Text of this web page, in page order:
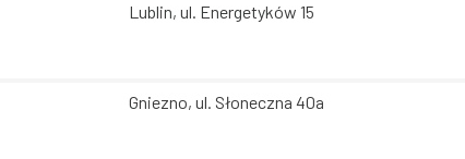
Lublin, ul. Energetyków 15
Gniezno, ul. Słoneczna 40a